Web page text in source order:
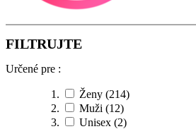
FILTRUJTE
Určené pre :
Ženy (214)
Muži (12)
Unisex (2)